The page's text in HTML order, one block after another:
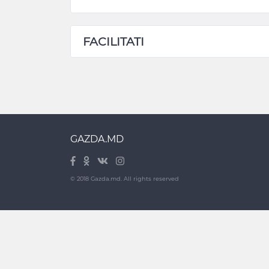
FACILITATI
GAZDA.MD
© 2018 Gazda.md. All rights reserved